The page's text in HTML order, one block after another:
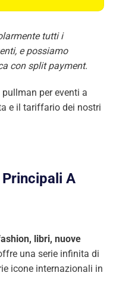
tutti i
e possiamo
con split payment.
per eventi a
e il tariffario dei nostri
Principali A
libri, nuove
una serie infinita di
icone internazionali in